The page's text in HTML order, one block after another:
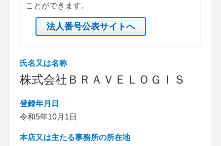
ことができます。
法人番号公表サイトへ
氏名又は名称
株式会社ＢＲＡＶＥＬＯＧＩＳ
登録年月日
令和5年10月1日
本店又は主たる事務所の所在地